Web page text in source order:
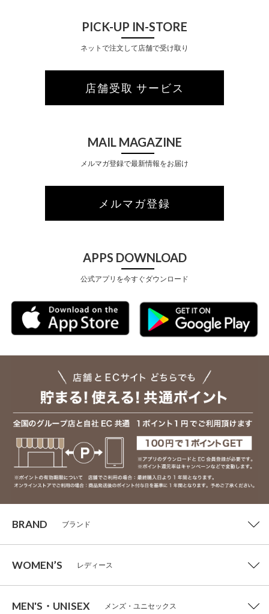
PICK-UP IN-STORE
ネットで注文して店舗で受け取り
店舗受取 サービス
MAIL MAGAZINE
メルマガ登録で最新情報をお届け
メルマガ登録
APPS DOWNLOAD
公式アプリを今すぐダウンロード
BRAND ブランド
WOMEN’S レディース
MEN'S・UNISEX メンズ・ユニセックス